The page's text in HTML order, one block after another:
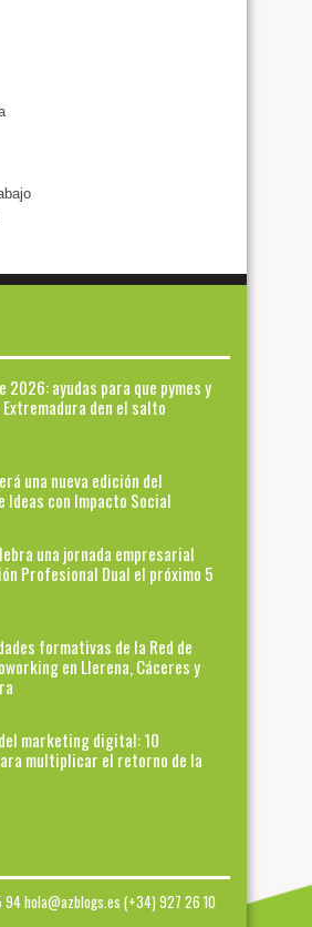
2026: ayudas para que pymes y
den el salto
una nueva edición del
Ideas con Impacto Social
una jornada empresarial
Profesional Dual el próximo 5
formativas de la Red de
en Llerena, Cáceres y
marketing digital: 10
multiplicar el retorno de la
hola@azblogs.es (+34) 927 26 10